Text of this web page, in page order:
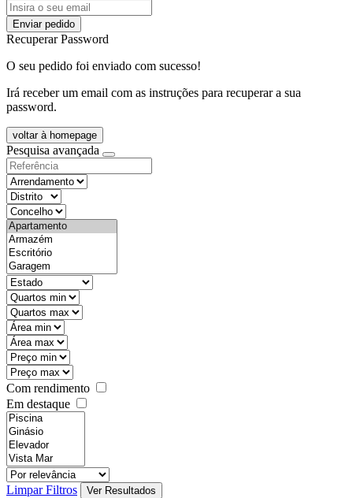
Enviar pedido
Recuperar Password
O seu pedido foi enviado com sucesso!
Irá receber um email com as instruções para recuperar a sua
password.
voltar à homepage
Pesquisa avançada
Com rendimento
Em destaque
Limpar Filtros Ver Resultados